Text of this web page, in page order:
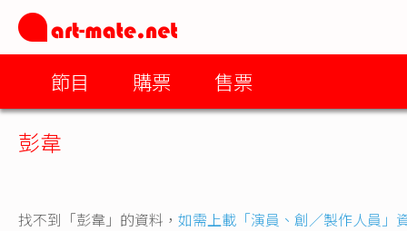
節目 購票 售票
彭韋
找不到「彭韋」的資料， 如需上載「演員、創／製作人員」